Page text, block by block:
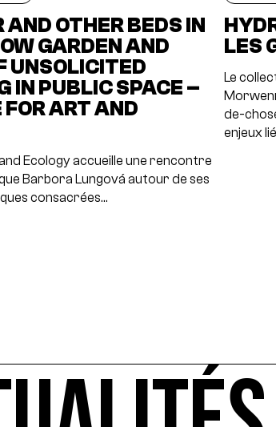
AND OTHER BEDS IN
GARDEN AND
UNSOLICITED
IN PUBLIC SPACE –
ART AND
Ecology accueille une rencontre
Barbora Lungová autour de ses
consacrées…
LES
Le
de-
enjeux